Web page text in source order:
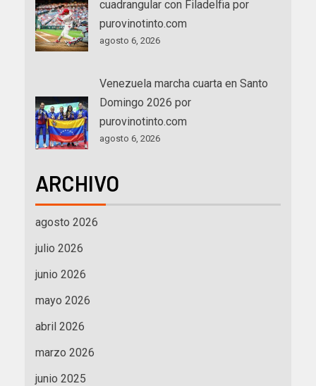
cuadrangular con Filadelfia por
purovinotinto.com
agosto 6, 2026
Venezuela marcha cuarta en Santo
Domingo 2026 por
purovinotinto.com
agosto 6, 2026
ARCHIVO
agosto 2026
julio 2026
junio 2026
mayo 2026
abril 2026
marzo 2026
junio 2025